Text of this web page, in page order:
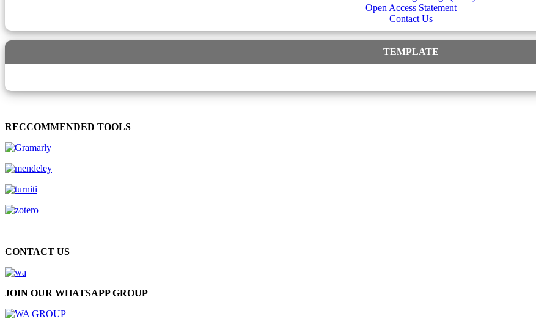
Open Access Statement
Contact Us
TEMPLATE
RECCOMMENDED TOOLS
CONTACT US
JOIN OUR WHATSAPP GROUP